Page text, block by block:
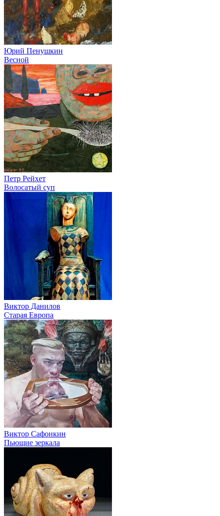
Юрий Пенушкин
Весной
Петр Рейхет
Волосатый суп
Виктор Данилов
Старая Европа
Виктор Сафонкин
Пьющие зеркала